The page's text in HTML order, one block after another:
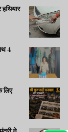
4
लिए